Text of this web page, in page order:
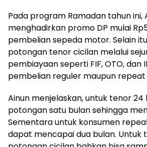
Pada program Ramadan tahun ini,
menghadirkan promo DP mulai
pembelian sepeda motor. Selain
potongan tenor cicilan melalui
pembiayaan seperti FIF, OTO, dan
pembelian reguler maupun repeat
Ainun menjelaskan, untuk tenor
potongan satu bulan sehingga
Sementara untuk konsumen
dapat mencapai dua bulan. Untuk